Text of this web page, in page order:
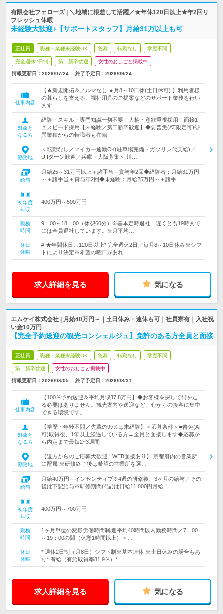
有限会社フェローズ | ＼地域に根差して活躍／★年休120日以上★年2回リ
フレッシュ休暇
未経験大歓迎♪【サポートスタッフ】月給31万以上も可
正社員 職種・業種未経験OK 急募 転勤なし 学歴不問
完全週休2日制 第二新卒歓迎 女性のおしごと掲載中
情報更新日：2026/07/24 終了予定日： 2026/09/24
仕事内容
【★新規開拓＆ノルマなし ★月8～10日休(土日休可) 】利用者様
の暮らしを支える、福祉用具のご提案などのサポート業務を行い
ます
対象と
なる方
経験・スキル・専門知識一切不要！人柄・意欲重視採用！面接1
回スピード採用【未経験／第二新卒歓迎】◆要普免(AT限定可)◎
異業種からの転職者も在籍
勤務地
＜転勤なし／マイカー通勤OK(駐車場完備・ガソリン代支給)／
U.Iターン歓迎／兵庫・大阪募集＞ 川…
給与
月給25～31万円以上＋諸手当＋賞与年2回◆経験者：月給31万円
～＋諸手当＋賞与年2回◆未経験：月給25万円～＋諸手…
初年度
年収
400万円～500万円
勤務
時間
9：00～18：00（休憩60分）※基本定時退社！遅くとも19時まで
には全員退社しています。※月平均…
休日
休暇
# ★年間休日…120日以上* 完全週休2日／毎月8～10日休み※シフ
トにより決定※希望の曜日があれ…
求人詳細を見る 気になる
エムケイ株式会社 | 月給40万円～｜土日休み・連休も可｜社員寮有｜入社祝
い金10万円
【完全予約送迎の観光コンシェルジュ】免許のある方全員と面接
正社員 職種・業種未経験OK 急募 転勤なし 学歴不問
第二新卒歓迎 女性のおしごと掲載中
情報更新日：2026/08/05 終了予定日： 2026/08/31
仕事内容
【100％予約送迎＆平均月収37.8万円】◆お客様を探して街を走
る必要はありません。観光案内や送迎など、心からの接客に集中
できる環境です。
対象と
なる方
【学歴・年齢不問／先輩の99％は未経験】＜応募条件＞■普免(AT
可)取得後、1年以上経過している方→全員と面接します◆応募か
ら内定まで最短2~3週間
勤務地
【遠方からのご応募大歓迎！WEB面接あり】 京都府内の営業所
に配属 ※研修終了後は希望の営業所を選…
給与
月給40万円＋インセンティブ※4週の研修後、3ヶ月の給与／その
後は下記給与※研修期間(4週)は日給11,000円月給…
初年度
年収
400万円～700万円
勤務
時間
1ヶ月単位の変形労働時間制/週平均40時間以内勤務時間／7：00
～19：00の間（休憩1時間以上）＜…
休日
休暇
* 週休2日制（月8日）シフト制※基本連休 ※土日休みの場合もあ
り* 有給（有給取得率81.9％）*…
求人詳細を見る 気になる